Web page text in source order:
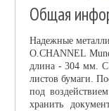
Общая
Надежные
O.CHANNEL
длина - 304 мм. С
листов бумаги.
под
хранить